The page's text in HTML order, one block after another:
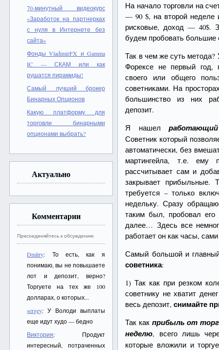
70-минутный видеокурс
«Заработок на партнерках
с нуля в Интернете без
сайта»
Фонды VladimirFX и Gamma
IC — СКАМ или как
рушатся пирамиды!
Самый лучший брокер
Бинарных Опционов
Какую платформу для
торговли бинарными
опционами выбрать?
Актуально
Комментарии
Присоединяйтесь к обсуждению
Dmitry: То есть, как я
понимаю, вы не повышаете
лот и депозит, верно?
Торгуете на тех же 100
долларах, о которых...
sergey: У Володи выплаты
еще идут худо — бедно
Виктория: Продукт
интересный, потраченных
На начало торговли на
— 90 $, на второй неделе
рисковые, доход — 40$.
будем пробовать
Так в чем же суть
Форексе не первый год,
своего или общего
советниками. На
большинство из них
депозит.
Я нашел
Советник который
автоматически, без
мартингейла, т.е.
рассчитывает сам и
закрывает прибыльные.
требуется – только
недельку. Сразу
таким был, пробовал его
далее… Здесь все
работает он как часы,
Самый большой и
советника:
1) Так как при резком
советнику не хватит
весь депозит,снимайте
Так как прибыль от
неделю, всего лишь
которые вложили и